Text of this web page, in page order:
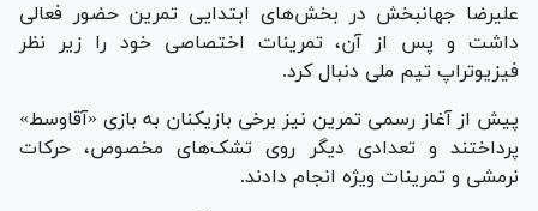
علیرضا جهانبخش در بخش‌های ابتدایی تمرین حضور فعالی
داشت و پس از آن، تمرینات اختصاصی خود را زیر نظر
فیزیوتراپ تیم ملی دنبال کرد.
پیش از آغاز رسمی تمرین نیز برخی بازیکنان به بازی «آقاوسط»
پرداختند و تعدادی دیگر روی تشک‌های مخصوص، حرکات
نرمشی و تمرینات ویژه انجام دادند.